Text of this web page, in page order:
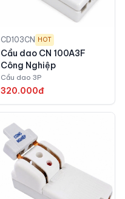
CD103CN HOT
Cầu dao CN 100A3F
Công Nghiệp
Cầu dao 3P
320.000đ